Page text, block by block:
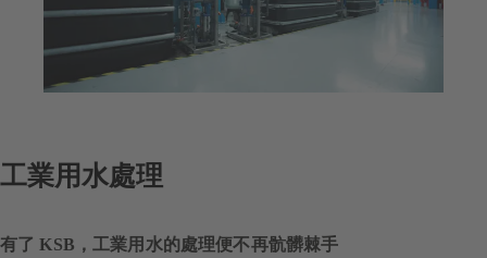
工業用水處理
有了 KSB，工業用水的處理便不再骯髒棘手